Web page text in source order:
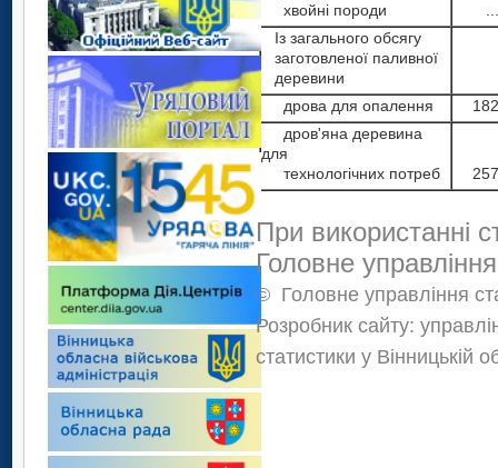
хвойні породи
Із загального обсягу
заготовленої паливної
деревини
дрова для опалення
дров'яна деревина
для
технологічних потреб
При використанні
Головне
© Головне управління
Розробник сайту:
статистики у Вінницькій